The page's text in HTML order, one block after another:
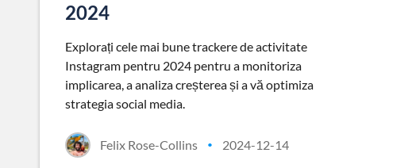
2024
Explorați cele mai bune trackere de activitate
Instagram pentru 2024 pentru a monitoriza
implicarea, a analiza creșterea și a vă optimiza
strategia social media.
Felix Rose-Collins • 2024-12-14